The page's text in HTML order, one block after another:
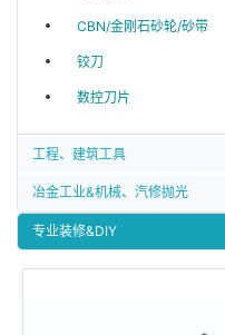
CBN/金刚石砂轮/砂带
铰刀
数控刀片
工程、建筑工具
冶金工业&机械、汽修抛光
专业装修&DIY